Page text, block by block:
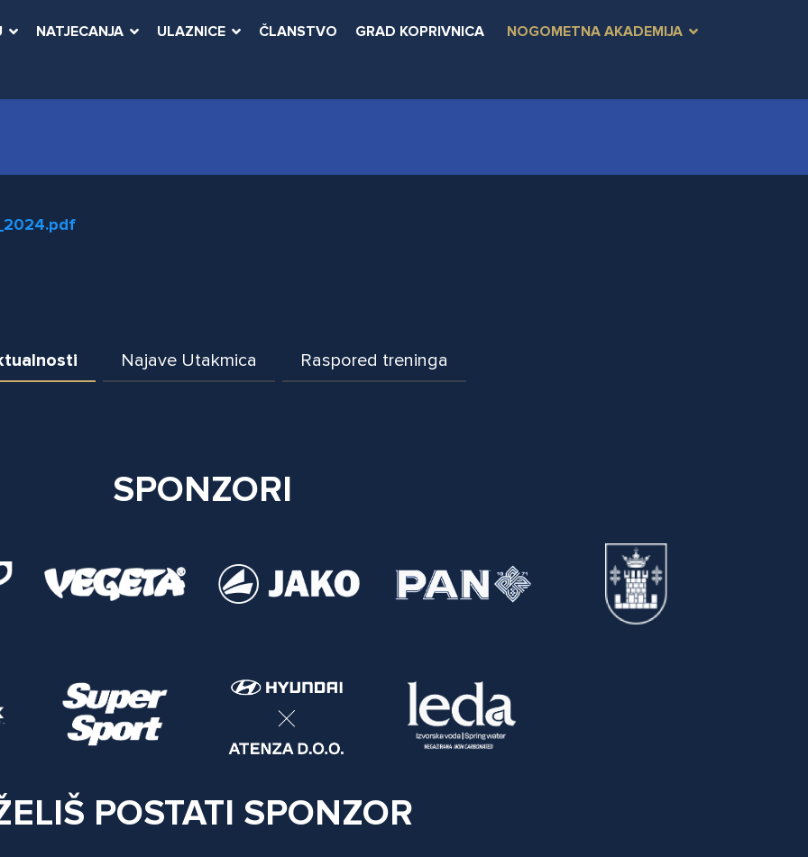
NATJECANJA ULAZNICE ČLANSTVO GRAD KOPRIVNICA NOGOMETNA AKADEMIJA
Najave Utakmica Raspored treninga
SPONZORI
POSTATI SPONZOR